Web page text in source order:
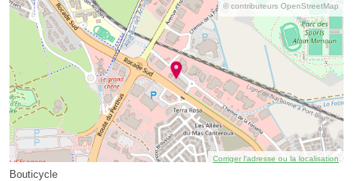
© contributeurs OpenStreetMap
Corriger l’adresse ou la localisation
Bouticycle